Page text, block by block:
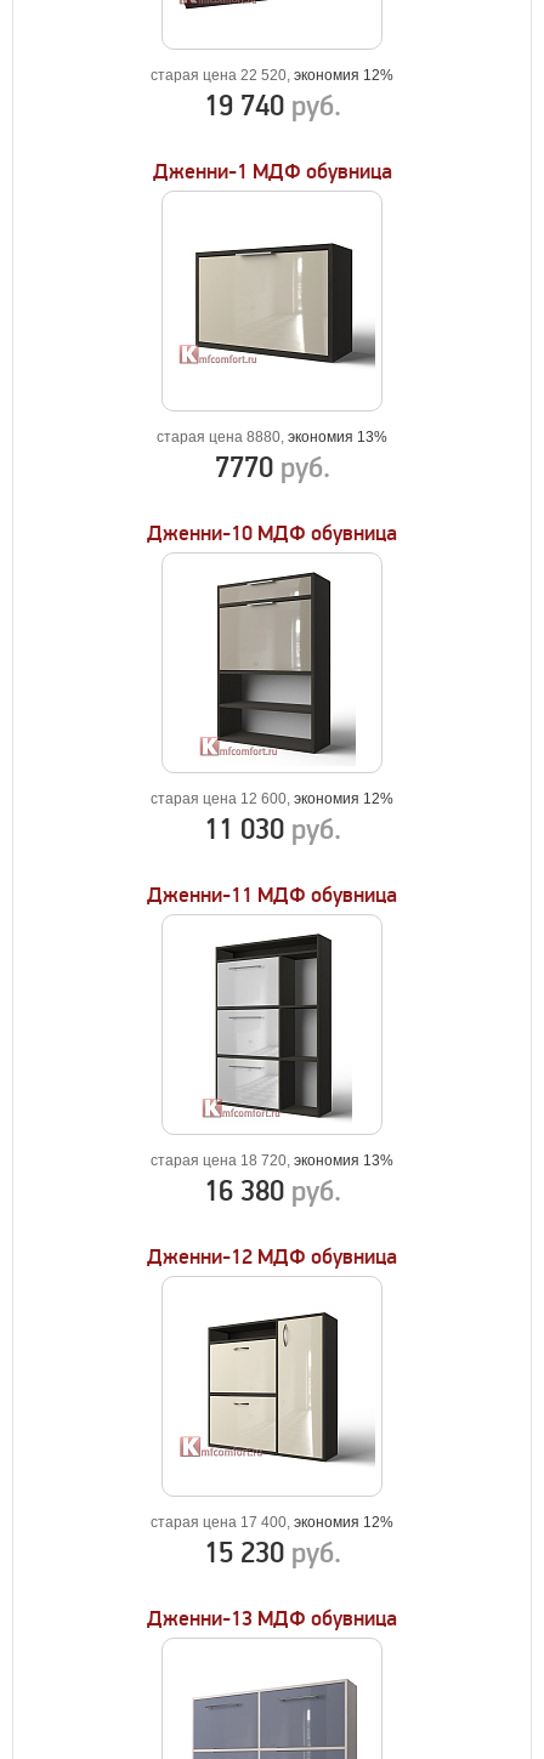
старая цена 22 520, экономия 12%
19 740 руб.
Дженни-1 МДФ обувница
старая цена 8880, экономия 13%
7770 руб.
Дженни-10 МДФ обувница
старая цена 12 600, экономия 12%
11 030 руб.
Дженни-11 МДФ обувница
старая цена 18 720, экономия 13%
16 380 руб.
Дженни-12 МДФ обувница
старая цена 17 400, экономия 12%
15 230 руб.
Дженни-13 МДФ обувница